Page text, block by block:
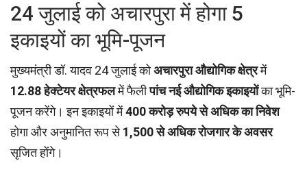
24 जुलाई को अचारपुरा में होगा 5
इकाइयों का भूमि-पूजन
मुख्यमंत्री डॉ. यादव 24 जुलाई कोअचारपुरा औद्योगिक क्षेत्रमें
12.88 हेक्टेयर क्षेत्रफलमें फैलीपांच नई औद्योगिक इकाइयोंका भूमि-
पूजन करेंगे। इन इकाइयों में400 करोड़ रुपये से अधिक का निवेश
होगा और अनुमानित रूप से1,500 से अधिक रोजगार के अवसर
सृजित होंगे।